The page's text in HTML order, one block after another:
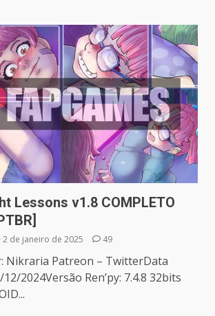
Lessons v1.8 COMPLETO
2 de janeiro de 2025 49
Nikraria Patreon – TwitterData
2024Versão Ren’py: 7.4.8 32bits